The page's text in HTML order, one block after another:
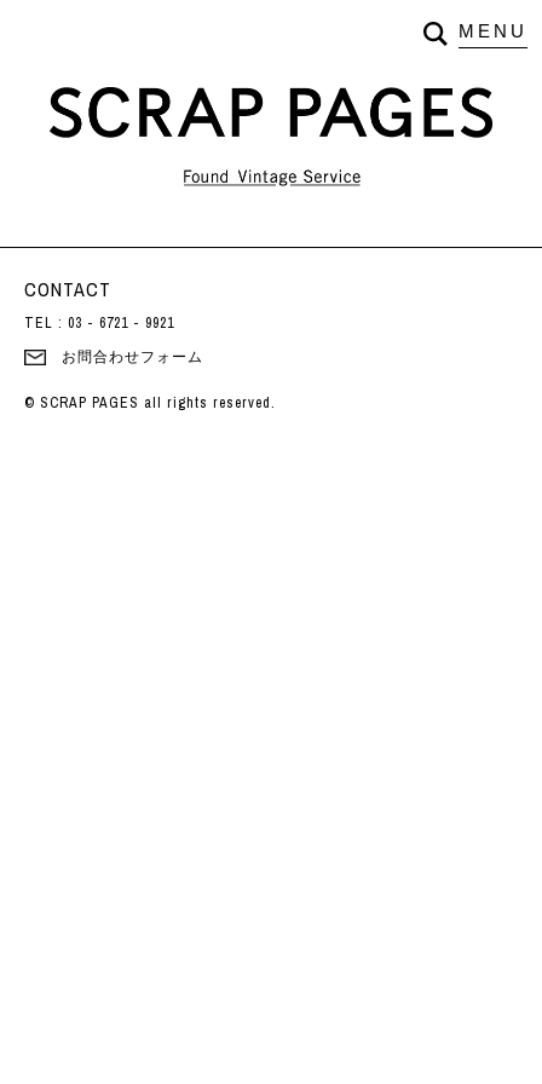
CONTACT
TEL : 03 - 6721 - 9921
お問合わせフォーム
© SCRAP PAGES all rights reserved.